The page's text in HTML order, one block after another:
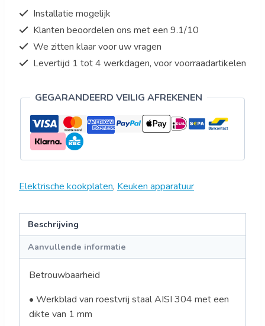
Installatie mogelijk
Klanten beoordelen ons met een 9.1/10
We zitten klaar voor uw vragen
Levertijd 1 tot 4 werkdagen, voor voorraadartikelen
GEGARANDEERD VEILIG AFREKENEN
Elektrische kookplaten, Keuken apparatuur
Beschrijving
Aanvullende informatie
Betrouwbaarheid
• Werkblad van roestvrij staal AISI 304 met een
dikte van 1 mm